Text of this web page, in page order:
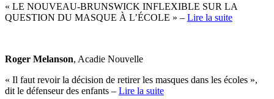
« LE NOUVEAU-BRUNSWICK INFLEXIBLE SUR LA
QUESTION DU MASQUE À L’ÉCOLE » – Lire la suite
Roger Melanson, Acadie Nouvelle
« Il faut revoir la décision de retirer les masques dans les écoles »,
dit le défenseur des enfants – Lire la suite